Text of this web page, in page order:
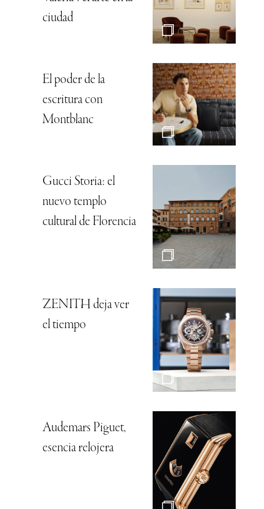
ciudad
El poder de la
escritura con
Montblanc
Gucci Storia: el
nuevo templo
cultural de Florencia
ZENITH deja ver
el tiempo
Audemars Piguet,
esencia relojera